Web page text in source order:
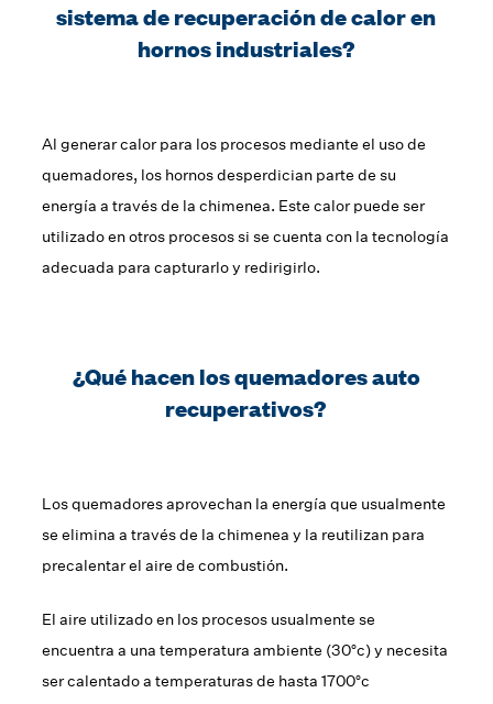
sistema de recuperación de calor en
hornos industriales?
Al generar calor para los procesos mediante el uso de
quemadores, los hornos desperdician parte de su
energía a través de la chimenea. Este calor puede ser
utilizado en otros procesos si se cuenta con la tecnología
adecuada para capturarlo y redirigirlo.
¿Qué hacen los quemadores auto
recuperativos?
Los quemadores aprovechan la energía que usualmente
se elimina a través de la chimenea y la reutilizan para
precalentar el aire de combustión.
El aire utilizado en los procesos usualmente se
encuentra a una temperatura ambiente (30°c) y necesita
ser calentado a temperaturas de hasta 1700°c